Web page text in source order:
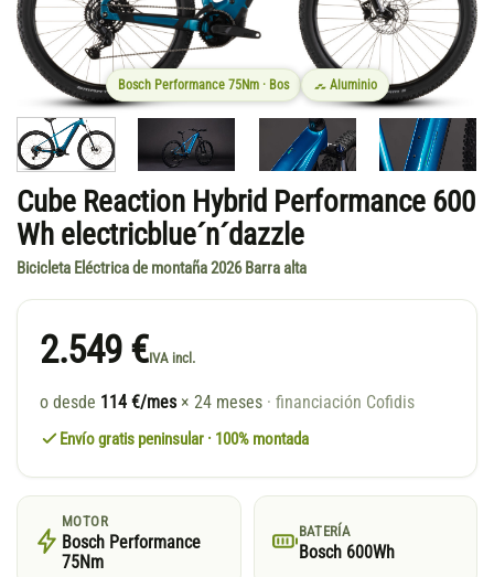
Bosch Performance 75Nm · Bos Aluminio
Cube Reaction Hybrid Performance 600
Wh electricblue´n´dazzle
Bicicleta Eléctrica de montaña 2026 Barra alta
2.549 €IVA incl.
o desde 114 €/mes × 24 meses · financiación Cofidis
Envío gratis peninsular · 100% montada
MOTOR
Bosch Performance
75Nm
BATERÍA
Bosch 600Wh